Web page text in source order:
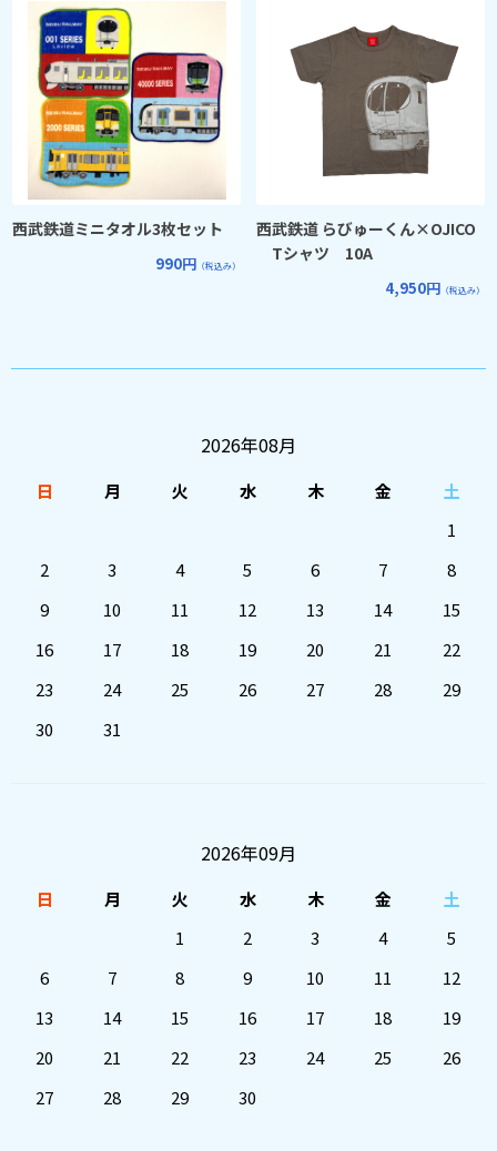
西武鉄道ミニタオル3枚セット
990円 （税込み）
西武鉄道 らびゅーくん×OJICO
Tシャツ 10A
4,950円 （税込み）
2026年08月
日 月 火 水 木 金
土
1
2
3 4 5 6 7
8
9
10 11 12 13 14
15
16
17 18 19 20 21
22
23
24 25 26 27 28
29
30
31
2026年09月
日 月 火 水 木 金
土
1
2 3 4
5
6
7 8 9 10 11
12
13
14 15 16 17 18
19
20
21 22 23 24 25
26
27
28 29 30